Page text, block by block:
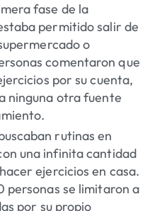
fase de la
permitido salir de
o
comentaron que
por su cuenta,
ninguna otra fuente
rutinas en
una infinita cantidad
ejercicios en casa.
personas se limitaron a
por su propio